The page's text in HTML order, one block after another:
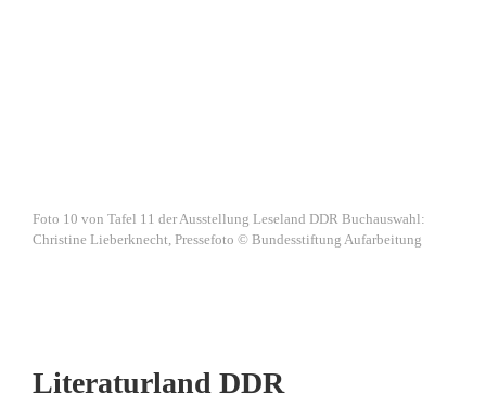
Foto 10 von Tafel 11 der Ausstellung Leseland DDR Buchauswahl:
Christine Lieberknecht, Pressefoto © Bundesstiftung Aufarbeitung
Literaturland DDR